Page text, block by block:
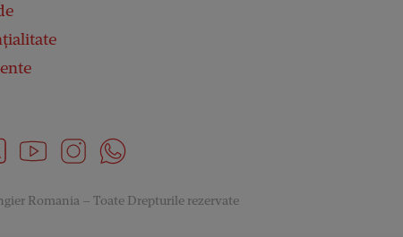
Romania – Toate Drepturile rezervate